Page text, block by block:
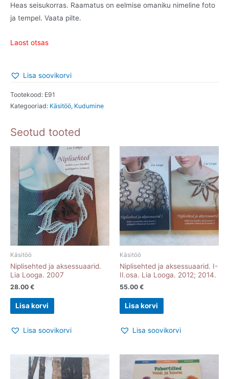
Heas seisukorras. Raamatus on eelmise omaniku nimeline foto
ja tempel. Vaata pilte.
Laost otsas
Lisa soovikorvi
Tootekood: E91
Kategooriad: Käsitöö, Kudumine
Seotud tooted
Käsitöö
Niplisehted ja aksessuaarid.
Lia Looga. 2007
28.00 €
Lisa korvi
Lisa soovikorvi
Käsitöö
Niplisehted ja aksessuaarid. I-
II.osa. Lia Looga. 2012; 2014.
55.00 €
Lisa korvi
Lisa soovikorvi